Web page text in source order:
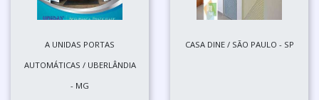
A UNIDAS PORTAS
AUTOMÁTICAS / UBERLÂNDIA
- MG
CASA DINE / SÃO PAULO - SP